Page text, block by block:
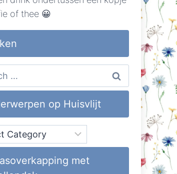
of thee 😀
op Huisvlijt
met